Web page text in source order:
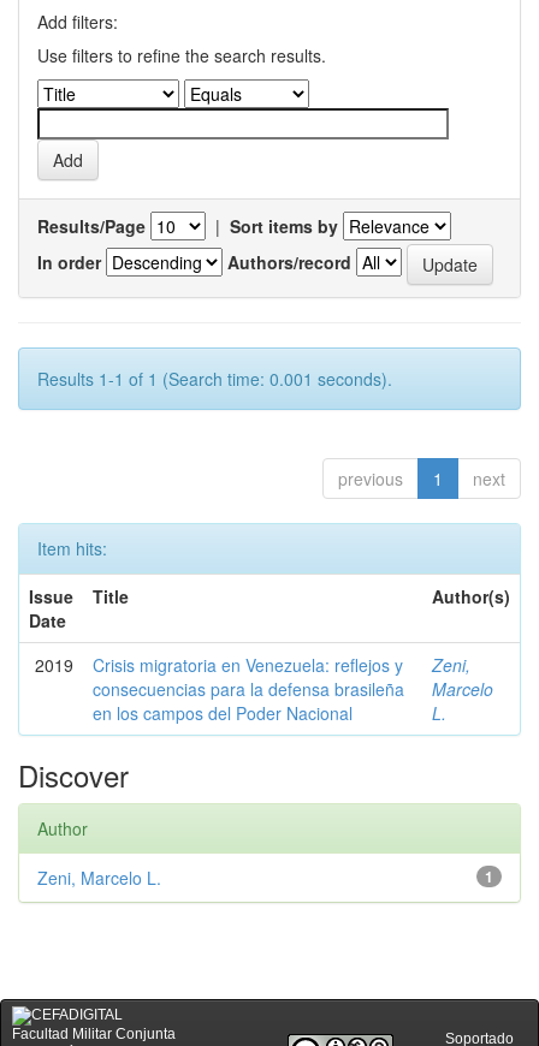
Add filters:
Use filters to refine the search results.
Results/Page | Sort items by
In order
Authors/record
Results 1-1 of 1 (Search time: 0.001 seconds).
previous 1 next
Item hits:
Issue
Date
Title Author(s)
2019
Crisis migratoria en Venezuela: reflejos y
consecuencias para la defensa brasileña
en los campos del Poder Nacional
Zeni,
Marcelo
L.
Discover
Author
1
Zeni, Marcelo L.
Facultad Militar Conjunta
Soportado